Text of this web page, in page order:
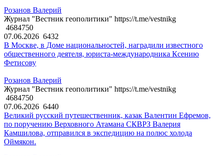
Розанов Валерий
Журнал "Вестник геополитики" https://t.me/vestnikg
4684750
07.06.2026 6432
В Москве, в Доме национальностей, наградили известного
общественного деятеля, юриста-международника Ксению
Фетисову
Розанов Валерий
Журнал "Вестник геополитики" https://t.me/vestnikg
4684750
07.06.2026 6440
Великий русский путешественник, казак Валентин Ефремов,
по поручению Верховного Атамана СКВРЗ Валерия
Камшилова, отправился в экспедицию на полюс холода
Оймякон.